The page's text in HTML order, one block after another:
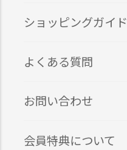
ショッピングガイド
よくある質問
お問い合わせ
会員特典について